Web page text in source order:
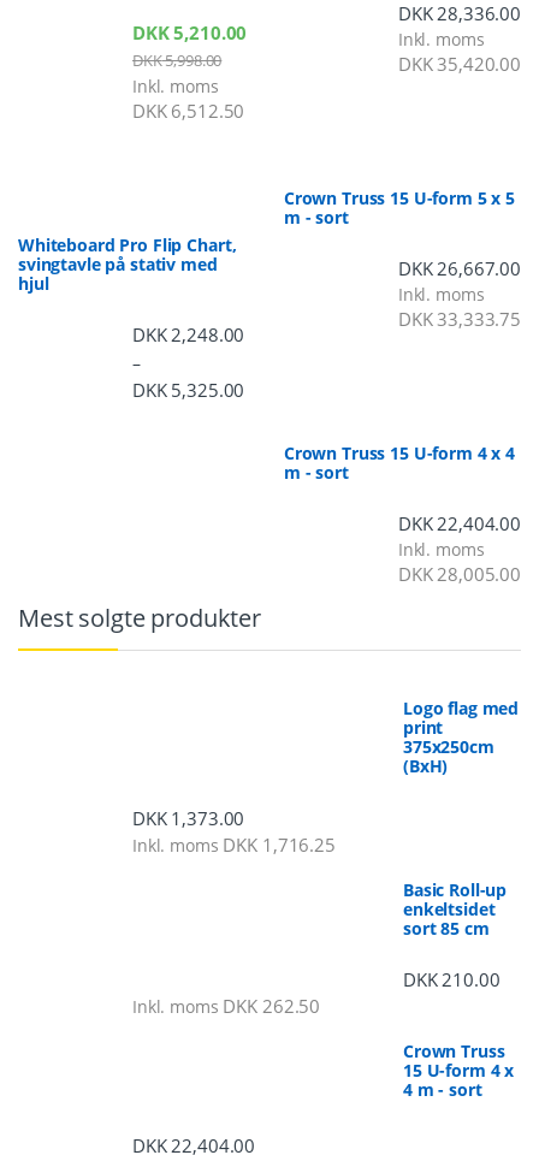
DKK5,210.00
DKK5,998.00
Inkl. moms
DKK6,512.50
Whiteboard Pro Flip Chart,
svingtavle på stativ med
hjul
DKK2,248.00
–
DKK5,325.00
DKK28,336.00
Inkl. moms
DKK35,420.00
Crown Truss 15 U-form 5 x 5
m - sort
DKK26,667.00
Inkl. moms
DKK33,333.75
Crown Truss 15 U-form 4 x 4
m - sort
DKK22,404.00
Inkl. moms
DKK28,005.00
Mest solgte produkter
Logo flag med
print
375x250cm
(BxH)
DKK1,373.00
Inkl. moms DKK 1,716.25
Basic Roll-up
enkeltsidet
sort 85 cm
DKK210.00
Inkl. moms DKK 262.50
Crown Truss
15 U-form 4 x
4 m - sort
DKK22,404.00